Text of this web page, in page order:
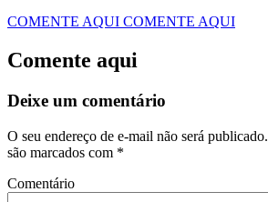
COMENTE AQUI COMENTE AQUI
Comente aqui
Deixe um comentário
O seu endereço de e-mail não será publicado.
são marcados com *
Comentário